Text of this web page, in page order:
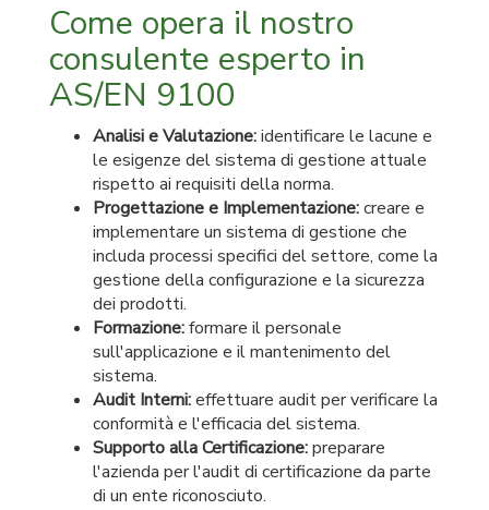
Come opera il nostro
consulente esperto in
AS/EN 9100
Analisi e Valutazione:identificare le lacune e
le esigenze del sistema di gestione attuale
rispetto ai requisiti della norma.
Progettazione e Implementazione:creare e
implementare un sistema di gestione che
includa processi specifici del settore, come la
gestione della configurazione e la sicurezza
dei prodotti.
Formazione:formare il personale
sull'applicazione e il mantenimento del
sistema.
Audit Interni:effettuare audit per verificare la
conformità e l'efficacia del sistema.
Supporto alla Certificazione:preparare
l'azienda per l'audit di certificazione da parte
di un ente riconosciuto.